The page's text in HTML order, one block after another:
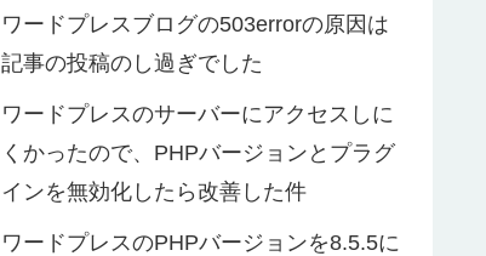
ワードプレスブログの503errorの原因は
記事の投稿のし過ぎでした
ワードプレスのサーバーにアクセスしに
くかったので、PHPバージョンとプラグ
インを無効化したら改善した件
ワードプレスのPHPバージョンを8.5.5に